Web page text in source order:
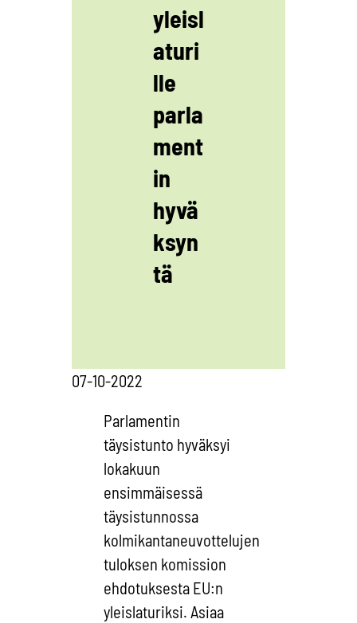
yleisl
aturi
lle
parla
ment
in
hyvä
ksyn
tä
07-10-2022
Parlamentin
täysistunto hyväksyi
lokakuun
ensimmäisessä
täysistunnossa
kolmikantaneuvottelujen
tuloksen komission
ehdotuksesta EU:n
yleislaturiksi. Asiaa